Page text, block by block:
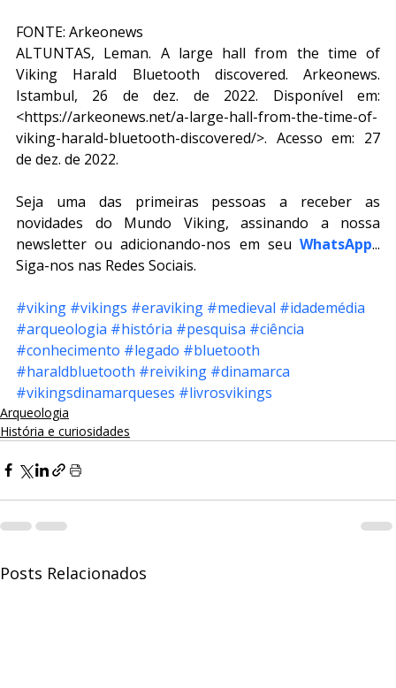
FONTE: Arkeonews
ALTUNTAS, Leman. A large hall from the time of
Viking Harald Bluetooth discovered. Arkeonews.
Istambul, 26 de dez. de 2022. Disponível em:
<https://arkeonews.net/a-large-hall-from-the-time-of-
viking-harald-bluetooth-discovered/>. Acesso em: 27
de dez. de 2022.
Seja uma das primeiras pessoas a receber as
novidades do Mundo Viking, assinando a nossa
newsletter ou adicionando-nos em seu WhatsApp...
Siga-nos nas Redes Sociais.
#viking #vikings #eraviking #medieval #idademédia
#arqueologia #história #pesquisa #ciência
#conhecimento #legado #bluetooth
#haraldbluetooth #reiviking #dinamarca
#vikingsdinamarqueses #livrosvikings
Arqueologia
História e curiosidades
Posts Relacionados